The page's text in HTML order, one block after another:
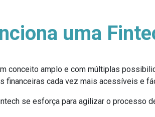
uma
conceito amplo e com múltiplas
financeiras cada vez mais acessíveis e
se esforça para agilizar o processo